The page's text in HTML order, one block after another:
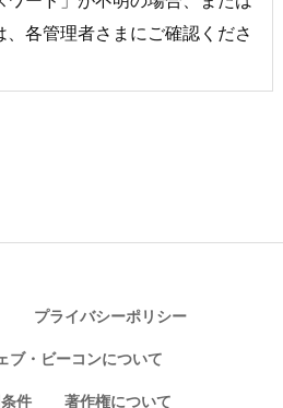
、各管理者さまにご確認くださ
プライバシーポリシー
ブ・ビーコンについて
件 著作権について